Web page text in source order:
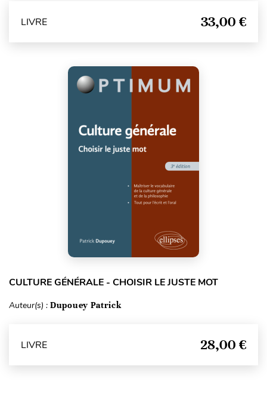
LIVRE 33,00 €
CULTURE GÉNÉRALE - CHOISIR LE JUSTE MOT
Auteur(s) : Dupouey Patrick
LIVRE 28,00 €